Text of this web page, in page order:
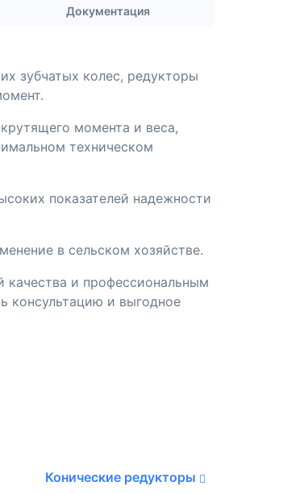
Документация
зубчатых колес, редукторы
момента и веса,
техническом
показателей надежности
в сельском хозяйстве.
качества и профессиональным
консультацию и выгодное
Конические редукторы